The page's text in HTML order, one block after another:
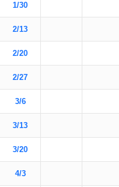
1/30
2/13
2/20
2/27
3/6
3/13
3/20
4/3